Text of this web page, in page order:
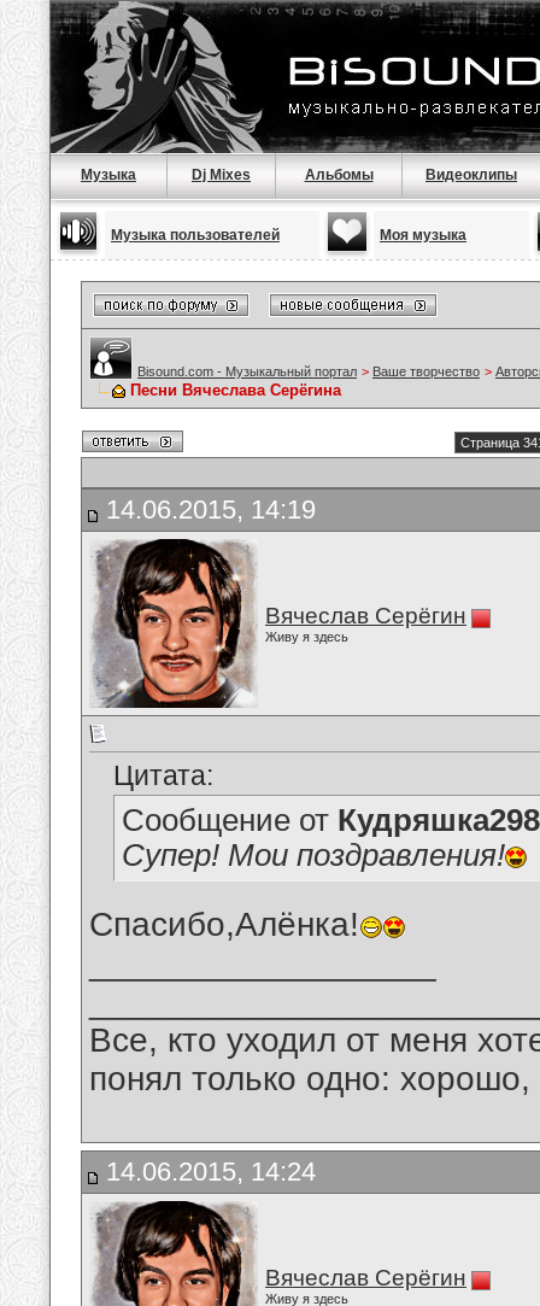
Музыка Dj Mixes Альбомы Видеоклипы
Музыка пользователей Моя музыка
Bisound.com - Музыкальный портал > Ваше творчество >
Песни Вячеслава Серёгина
Страница
14.06.2015, 14:19
Вячеслав Серёгин
Живу я здесь
Цитата:
Сообщение от Кудряшка298
Супер! Мои поздравления!
Спасибо,Алёнка!
Все, кто уходил от меня
понял только одно:
14.06.2015, 14:24
Вячеслав Серёгин
Живу я здесь